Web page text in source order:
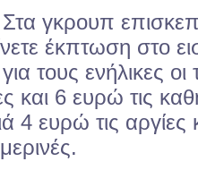
γκρουπ
έκπτωση στο
τους ενήλικες οι
και 6 ευρώ τις
4 ευρώ τις αργίες